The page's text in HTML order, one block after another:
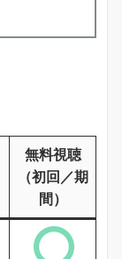
無料視聴
（初回／期
間）